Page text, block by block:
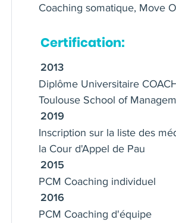
Coaching somatique, Move
Certification:
2013
Diplôme Universitaire
Toulouse School of
2019
Inscription sur la liste des
la Cour d'Appel de Pau
2015
PCM Coaching individuel
2016
PCM Coaching d'équipe